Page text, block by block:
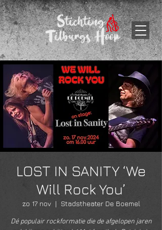
LOST IN SANITY ‘We
Will Rock You’
zo 17 nov
  |
Stadstheater De Boemel
Dé populair rockformatie die de afgelopen jaren